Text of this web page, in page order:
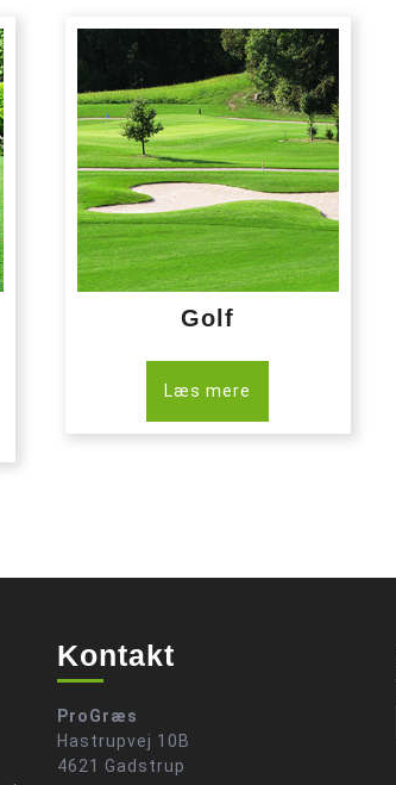
Golf
Læs mere
Kontakt
ProGræs
Hastrupvej 10B
4621 Gadstrup